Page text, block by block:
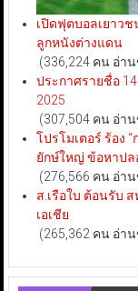
เปิดฟุตบอลเยาว
ลูกหนังต่างแดน
(336,224 คน อ่า
ประกาศรายชื่อ
2025
(307,504 คน อ่า
โปรโมเตอร์ ร้อง
ยักษ์ใหญ่ ข้อหาปล
(276,566 คน อ่า
ส.เรือใบ ต้อนรับ
เอเชีย
(265,362 คน อ่า